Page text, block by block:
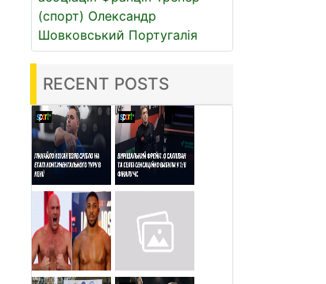
(спорт) Олександр
Шовковський Португалія
RECENT POSTS